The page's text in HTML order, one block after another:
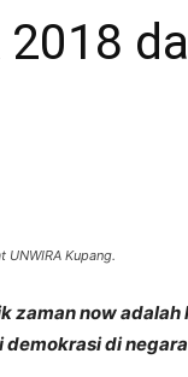
Kupang.
zaman now
di